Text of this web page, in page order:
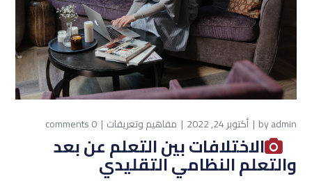
byadmin أكتوبر 24, 2022 مفاهيم وتعريفات 0 comments
الاختلافات بين التعلم عن بعد
والتعلم النظامي التقليدي